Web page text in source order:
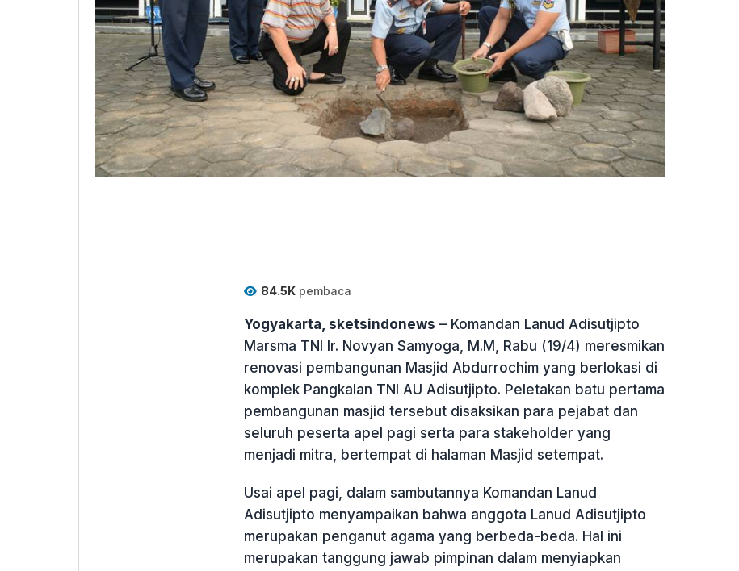
84.5Kpembaca
Yogyakarta, sketsindonews – Komandan Lanud Adisutjipto
Marsma TNI Ir. Novyan Samyoga, M.M, Rabu (19/4) meresmikan
renovasi pembangunan Masjid Abdurrochim yang berlokasi di
komplek Pangkalan TNI AU Adisutjipto. Peletakan batu pertama
pembangunan masjid tersebut disaksikan para pejabat dan
seluruh peserta apel pagi serta para stakeholder yang
menjadi mitra, bertempat di halaman Masjid setempat.
Usai apel pagi, dalam sambutannya Komandan Lanud
Adisutjipto menyampaikan bahwa anggota Lanud Adisutjipto
merupakan penganut agama yang berbeda-beda. Hal ini
merupakan tanggung jawab pimpinan dalam menyiapkan